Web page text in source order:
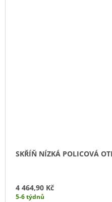
SKŘÍŇ NÍZKÁ POLICOVÁ
4 464,90 Kč
5-6 týdnů